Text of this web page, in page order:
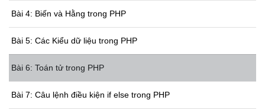
Bài 4: Biến và Hằng trong PHP
Bài 5: Các Kiểu dữ liệu trong PHP
Bài 6: Toán tử trong PHP
Bài 7: Câu lệnh điều kiện if else trong PHP